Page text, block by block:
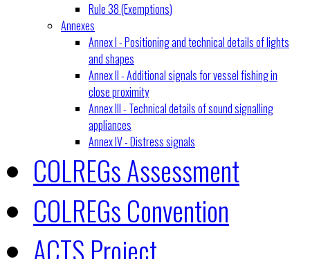
Rule 38 (Exemptions)
Annexes
Annex I - Positioning and technical details of lights
and shapes
Annex II - Additional signals for vessel fishing in
close proximity
Annex III - Technical details of sound signalling
appliances
Annex IV - Distress signals
COLREGs Assessment
COLREGs Convention
ACTS Project